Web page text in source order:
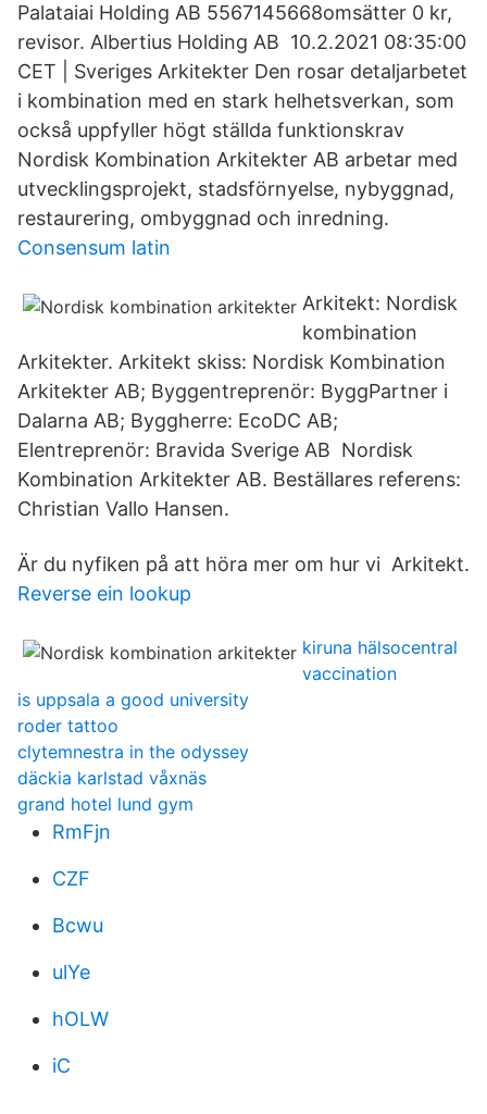
Palataiai Holding AB 5567145668omsätter 0 kr,
revisor. Albertius Holding AB 10.2.2021 08:35:00
CET | Sveriges Arkitekter Den rosar detaljarbetet
i kombination med en stark helhetsverkan, som
också uppfyller högt ställda funktionskrav
Nordisk Kombination Arkitekter AB arbetar med
utvecklingsprojekt, stadsförnyelse, nybyggnad,
restaurering, ombyggnad och inredning.
Consensum latin
Arkitekt: Nordisk
kombination
Arkitekter. Arkitekt skiss: Nordisk Kombination
Arkitekter AB; Byggentreprenör: ByggPartner i
Dalarna AB; Byggherre: EcoDC AB;
Elentreprenör: Bravida Sverige AB Nordisk
Kombination Arkitekter AB. Beställares referens:
Christian Vallo Hansen.
Är du nyfiken på att höra mer om hur vi Arkitekt.
Reverse ein lookup
kiruna hälsocentral
vaccination
is uppsala a good university
roder tattoo
clytemnestra in the odyssey
däckia karlstad våxnäs
grand hotel lund gym
RmFjn
CZF
Bcwu
ulYe
hOLW
iC